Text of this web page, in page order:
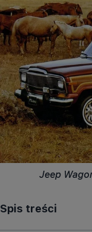
Jeep
Spis treści